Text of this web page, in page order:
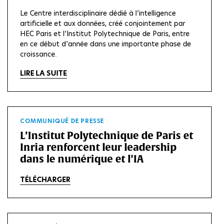
Le Centre interdisciplinaire dédié à l’intelligence
artificielle et aux données, créé conjointement par
HEC Paris et l’Institut Polytechnique de Paris, entre
en ce début d’année dans une importante phase de
croissance.
LIRE LA SUITE
COMMUNIQUÉ DE PRESSE
L’Institut Polytechnique de Paris et
Inria renforcent leur leadership
dans le numérique et l’IA
TÉLÉCHARGER